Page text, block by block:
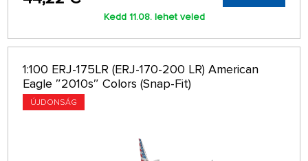
Kedd 11.08. lehet veled
1:100 ERJ-175LR (ERJ-170-200 LR) American
Eagle ″2010s″ Colors (Snap-Fit)
ÚJDONSÁG